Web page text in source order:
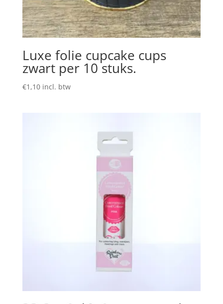
Luxe folie cupcake cups
zwart per 10 stuks.
€1,10 incl. btw